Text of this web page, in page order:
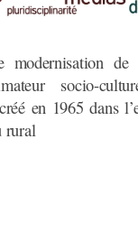
de
socio-
en 1965 dans
rural